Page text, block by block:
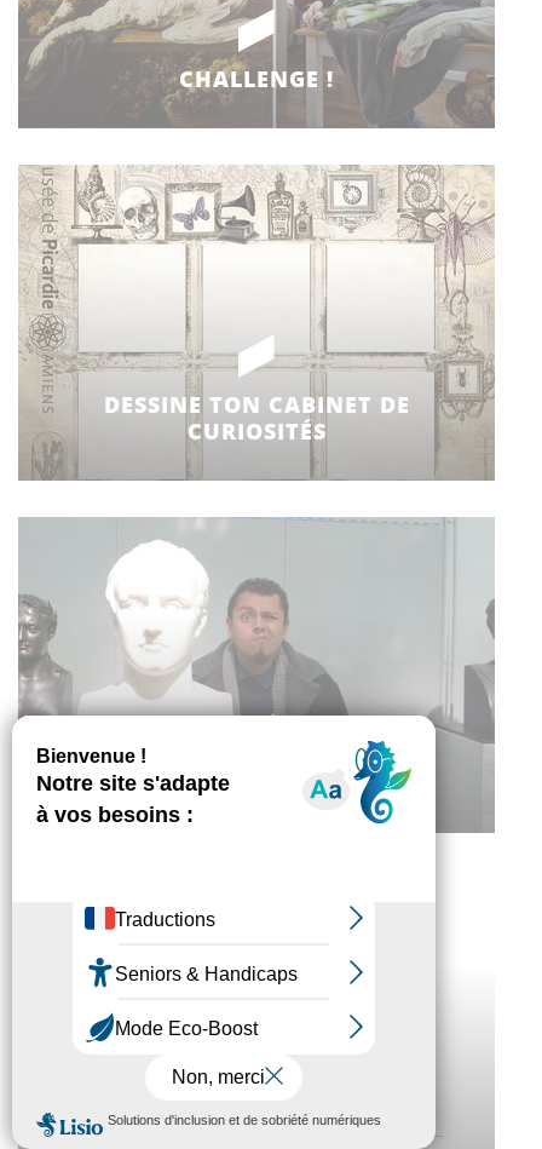
CHALLENGE !
DESSINE TON CABINET DE
CURIOSITÉS
VOS SOUVENIRS !
COLORIAGES